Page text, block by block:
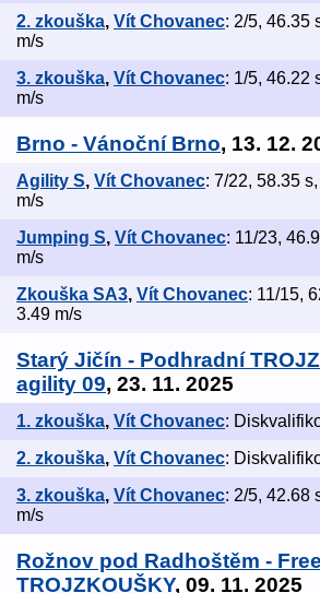
2. zkouška, Vít Chovanec: 2/5, 46.35
m/s
3. zkouška, Vít Chovanec: 1/5, 46.22
m/s
Brno - Vánoční Brno, 13. 12.
Agility S, Vít Chovanec: 7/22, 58.35
m/s
Jumping S, Vít Chovanec: 11/23,
m/s
Zkouška SA3, Vít Chovanec: 11/15,
3.49 m/s
Starý Jičín - Podhradní
agility 09, 23. 11. 2025
1. zkouška, Vít Chovanec:
2. zkouška, Vít Chovanec:
3. zkouška, Vít Chovanec: 2/5, 42.68
m/s
Rožnov pod Radhoštěm -
TROJZKOUŠKY, 09. 11. 2025